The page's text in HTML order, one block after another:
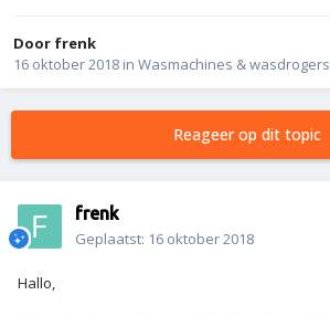
Door frenk
16 oktober 2018 in Wasmachines & wasdrogers
Reageer op dit topic
frenk
Geplaatst: 16 oktober 2018
Hallo,